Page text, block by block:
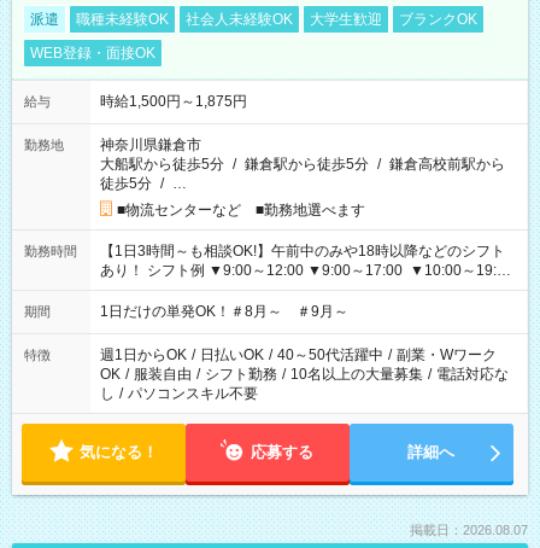
派遣 職種未経験OK 社会人未経験OK 大学生歓迎
ブランクOK
WEB登録・面接OK
給与 時給1,500円～1,875円
勤務地
神奈川県鎌倉市
大船駅から徒歩5分 / 鎌倉駅から徒歩5分 / 鎌倉高校前駅から
徒歩5分 / …
■物流センターなど ■勤務地選べます
勤務時間
【1日3時間～も相談OK!】午前中のみや18時以降などのシフト
あり！ シフト例 ▼9:00～12:00 ▼9:00～17:00 ▼10:00～19:00
▼18:00～21:00
期間 1日だけの単発OK！＃8月～ ＃9月～
特徴 週1日からOK / 日払いOK / 40～50代活躍中 / 副業・Wワーク
OK / 服装自由 / シフト勤務 / 10名以上の大量募集 / 電話対応な
し / パソコンスキル不要
気になる！ 応募する 詳細へ
掲載日：2026.08.07